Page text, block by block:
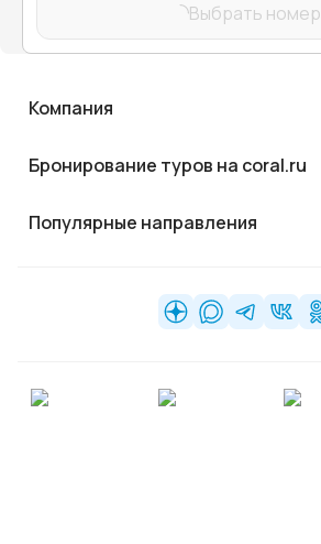
Выбрать номер
Компания
Бронирование туров на coral.ru
Популярные направления